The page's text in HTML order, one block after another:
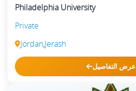
Philadelphia University
Private
Jordan,Jerash
عرض التفاصيل